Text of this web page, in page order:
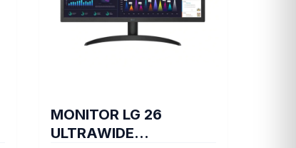
MONITOR LG 26
ULTRAWIDE